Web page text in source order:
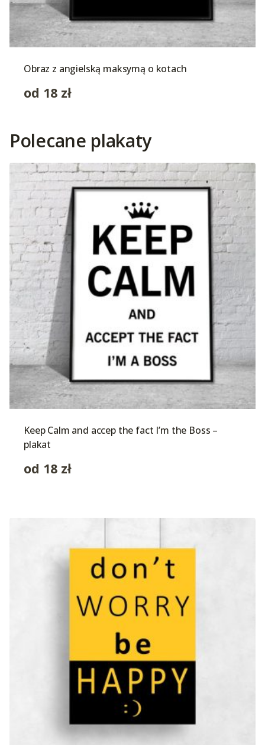
Obraz z angielską maksymą o kotach
od 18 zł
Polecane plakaty
Keep Calm and accep the fact I’m the Boss –
plakat
od 18 zł